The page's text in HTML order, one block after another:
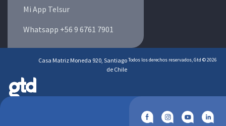
Mi App Telsur
Whatsapp +56 9 6761 7901
Casa Matriz Moneda 920, Santiago
de Chile
Todos los derechos reservados, Gtd © 2026